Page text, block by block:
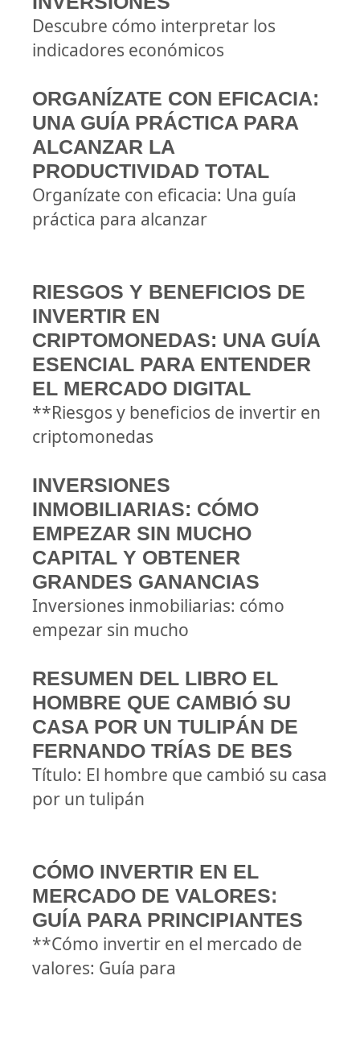
Descubre cómo interpretar los
indicadores económicos
ORGANÍZATE CON EFICACIA:
UNA GUÍA PRÁCTICA PARA
ALCANZAR LA
PRODUCTIVIDAD TOTAL
Organízate con eficacia: Una guía
práctica para alcanzar
RIESGOS Y BENEFICIOS DE
INVERTIR EN
CRIPTOMONEDAS: UNA GUÍA
ESENCIAL PARA ENTENDER
EL MERCADO DIGITAL
**Riesgos y beneficios de invertir en
criptomonedas
INVERSIONES
INMOBILIARIAS: CÓMO
EMPEZAR SIN MUCHO
CAPITAL Y OBTENER
GRANDES GANANCIAS
Inversiones inmobiliarias: cómo
empezar sin mucho
RESUMEN DEL LIBRO EL
HOMBRE QUE CAMBIÓ SU
CASA POR UN TULIPÁN DE
FERNANDO TRÍAS DE BES
Título: El hombre que cambió su casa
por un tulipán
CÓMO INVERTIR EN EL
MERCADO DE VALORES:
GUÍA PARA PRINCIPIANTES
**Cómo invertir en el mercado de
valores: Guía para